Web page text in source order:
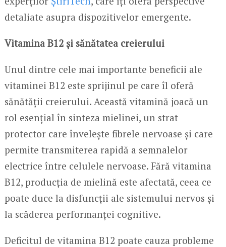
detaliate asupra dispozitivelor emergente.
Vitamina B12 și sănătatea creierului
Unul dintre cele mai importante beneficii ale
vitaminei B12 este sprijinul pe care îl oferă
sănătății creierului. Această vitamină joacă un
rol esențial în sinteza mielinei, un strat
protector care învelește fibrele nervoase și care
permite transmiterea rapidă a semnalelor
electrice între celulele nervoase. Fără vitamina
B12, producția de mielină este afectată, ceea ce
poate duce la disfuncții ale sistemului nervos și
la scăderea performanței cognitive.
Deficitul de vitamina B12 poate cauza probleme